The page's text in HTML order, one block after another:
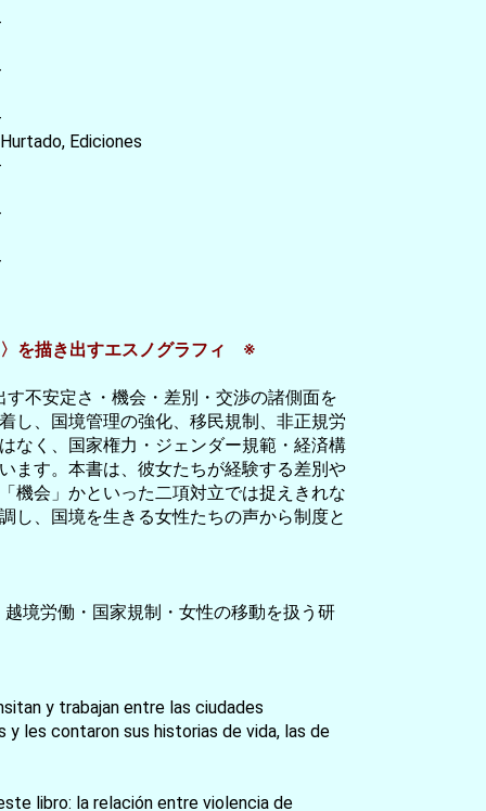
Ediciones
を描き出すエスノグラフィ ※
不安定さ・機会・差別・交渉の諸側面を
し、国境管理の強化、移民規制、非正規労
なく、国家権力・ジェンダー規範・経済構
ます。本書は、彼女たちが経験する差別や
機会」かといった二項対立では捉えきれな
し、国境を生きる女性たちの声から制度と
境労働・国家規制・女性の移動を扱う研
y trabajan entre las ciudades
y les contaron sus historias de vida, las de
libro: la relación entre violencia de